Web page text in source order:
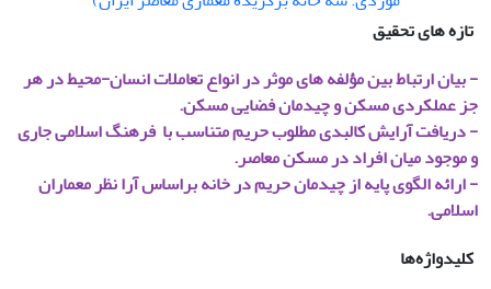
تازه های تحقیق
- بیان ارتباط بین مؤلفه های موثر در انواع تعاملات انسان-محیط در هر
جز عملکردی مسکن و چیدمان فضایی مسکن.
- دریافت آرایش کالبدی مطلوب حریم متناسب با فرهنگ اسلامی جاری
و موجود میان افراد در مسکن معاصر.
- ارائه الگوی پایه از چیدمان حریم در خانه براساس آرا نظر معماران
اسلامی.
کلیدواژه‌ها